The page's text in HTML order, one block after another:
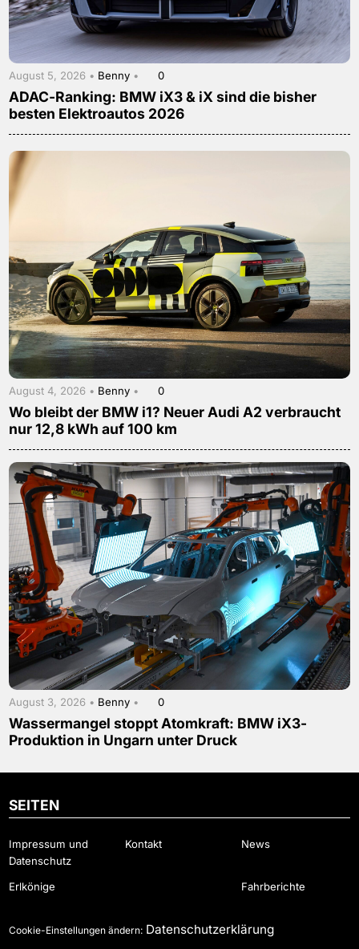
August 5, 2026 • Benny • 0
ADAC-Ranking: BMW iX3 & iX sind die bisher
besten Elektroautos 2026
August 4, 2026 • Benny • 0
Wo bleibt der BMW i1? Neuer Audi A2 verbraucht
nur 12,8 kWh auf 100 km
August 3, 2026 • Benny • 0
Wassermangel stoppt Atomkraft: BMW iX3-
Produktion in Ungarn unter Druck
SEITEN
Impressum und
Datenschutz
Kontakt News
Erlkönige Fahrberichte
Cookie-Einstellungen ändern: Datenschutzerklärung